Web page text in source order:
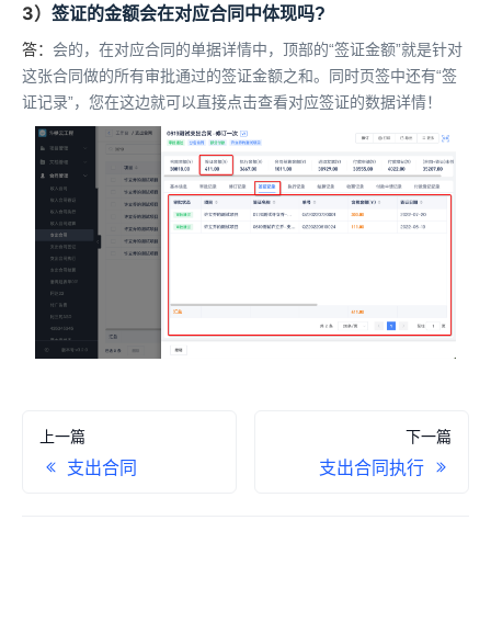
3） 签证的金额会在对应合同中体现吗?
答： 会的，在对应合同的单据详情中，顶部的“签证金额”就是针对
这张合同做的所有审批通过的签证金额之和。同时页签中还有“签
证记录”，您在这边就可以直接点击查看对应签证的数据详情！
上一篇
支出合同
下一篇
支出合同执行